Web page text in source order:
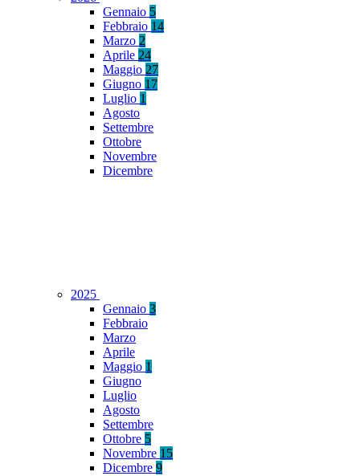
Gennaio 5
Febbraio 14
Marzo 2
Aprile 24
Maggio 27
Giugno 17
Luglio 1
Agosto
Settembre
Ottobre
Novembre
Dicembre
2025
Gennaio 3
Febbraio
Marzo
Aprile
Maggio 1
Giugno
Luglio
Agosto
Settembre
Ottobre 5
Novembre 15
Dicembre 9